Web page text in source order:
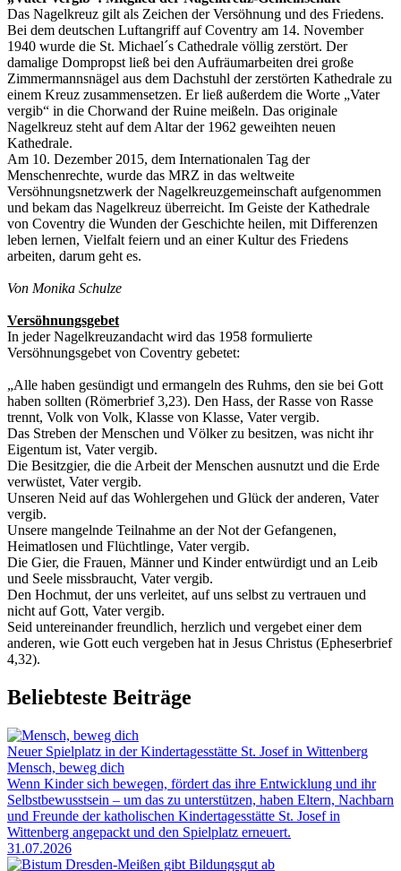
Das Nagelkreuz gilt als Zeichen der Versöhnung und des Friedens.
Bei dem deutschen Luftangriff auf Coventry am 14. November
1940 wurde die St. Michael´s Cathedrale völlig zerstört. Der
damalige Dompropst ließ bei den Aufräumarbeiten drei große
Zimmermannsnägel aus dem Dachstuhl der zerstörten Kathedrale zu
einem Kreuz zusammensetzen. Er ließ außerdem die Worte „Vater
vergib“ in die Chorwand der Ruine meißeln. Das originale
Nagelkreuz steht auf dem Altar der 1962 geweihten neuen
Kathedrale.
Am 10. Dezember 2015, dem Internationalen Tag der
Menschenrechte, wurde das MRZ in das weltweite
Versöhnungsnetzwerk der Nagelkreuzgemeinschaft aufgenommen
und bekam das Nagelkreuz überreicht. Im Geiste der Kathedrale
von Coventry die Wunden der Geschichte heilen, mit Differenzen
leben lernen, Vielfalt feiern und an einer Kultur des Friedens
arbeiten, darum geht es.
Von Monika Schulze
Versöhnungsgebet
In jeder Nagelkreuzandacht wird das 1958 formulierte
Versöhnungsgebet von Coventry gebetet:
„Alle haben gesündigt und ermangeln des Ruhms, den sie bei Gott
haben sollten (Römerbrief 3,23). Den Hass, der Rasse von Rasse
trennt, Volk von Volk, Klasse von Klasse, Vater vergib.
Das Streben der Menschen und Völker zu besitzen, was nicht ihr
Eigentum ist, Vater vergib.
Die Besitzgier, die die Arbeit der Menschen ausnutzt und die Erde
verwüstet, Vater vergib.
Unseren Neid auf das Wohlergehen und Glück der anderen, Vater
vergib.
Unsere mangelnde Teilnahme an der Not der Gefangenen,
Heimatlosen und Flüchtlinge, Vater vergib.
Die Gier, die Frauen, Männer und Kinder entwürdigt und an Leib
und Seele missbraucht, Vater vergib.
Den Hochmut, der uns verleitet, auf uns selbst zu vertrauen und
nicht auf Gott, Vater vergib.
Seid untereinander freundlich, herzlich und vergebet einer dem
anderen, wie Gott euch vergeben hat in Jesus Christus (Epheserbrief
4,32).
Beliebteste Beiträge
Neuer Spielplatz in der Kindertagesstätte St. Josef in Wittenberg
Mensch, beweg dich
Wenn Kinder sich bewegen, fördert das ihre Entwicklung und ihr
Selbstbewusstsein – um das zu unterstützen, haben Eltern, Nachbarn
und Freunde der katholischen Kindertagesstätte St. Josef in
Wittenberg angepackt und den Spielplatz erneuert.
31.07.2026